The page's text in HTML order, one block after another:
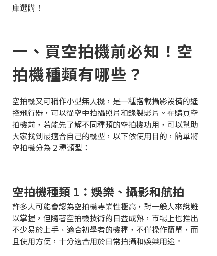
庫選購！
一、買空拍機前必知！空
拍機種類有哪些？
空拍機又可稱作小型無人機，是一種搭載攝影設備的遙
控飛行器，可以從空中拍攝照片和錄製影片。在購買空
拍機前，若能先了解不同種類的空拍機功用，可以幫助
大家找到最適合自己的機型，以下依使用目的，簡單將
空拍機分為 2 種類型：
空拍機種類 1：娛樂、攝影和航拍
許多人可能會認為空拍機專業性極高，對一般人來說難
以掌握，但隨著空拍機技術的日益成熟，市場上也推出
不少易於上手、適合初學者的機種，不僅操作簡單，而
且使用方便，十分適合用於日常拍攝和娛樂用途。